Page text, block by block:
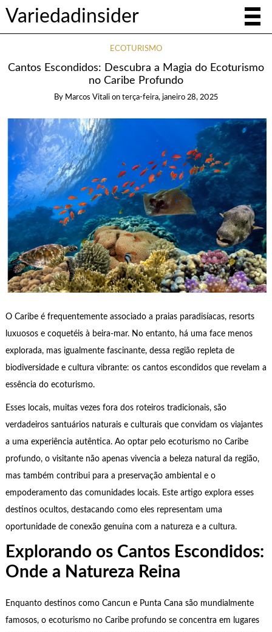
Variedadinsider
ECOTURISMO
Cantos Escondidos: Descubra a Magia do Ecoturismo
no Caribe Profundo
By Marcos Vitali on terça-feira, janeiro 28, 2025
O Caribe é frequentemente associado a praias paradisíacas, resorts
luxuosos e coquetéis à beira-mar. No entanto, há uma face menos
explorada, mas igualmente fascinante, dessa região repleta de
biodiversidade e cultura vibrante: os cantos escondidos que revelam a
essência do ecoturismo.
Esses locais, muitas vezes fora dos roteiros tradicionais, são
verdadeiros santuários naturais e culturais que convidam os viajantes
a uma experiência autêntica. Ao optar pelo ecoturismo no Caribe
profundo, o visitante não apenas vivencia a beleza natural da região,
mas também contribui para a preservação ambiental e o
empoderamento das comunidades locais. Este artigo explora esses
destinos ocultos, destacando como eles representam uma
oportunidade de conexão genuína com a natureza e a cultura.
Explorando os Cantos Escondidos:
Onde a Natureza Reina
Enquanto destinos como Cancun e Punta Cana são mundialmente
famosos, o ecoturismo no Caribe profundo se concentra em lugares